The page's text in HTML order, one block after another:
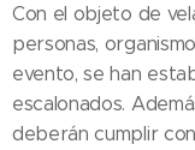
Con el objeto de
personas,
evento, se han
escalonados.
deberán cumplir